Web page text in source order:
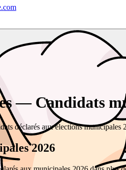
— Candidats
déclarés aux élections
2026